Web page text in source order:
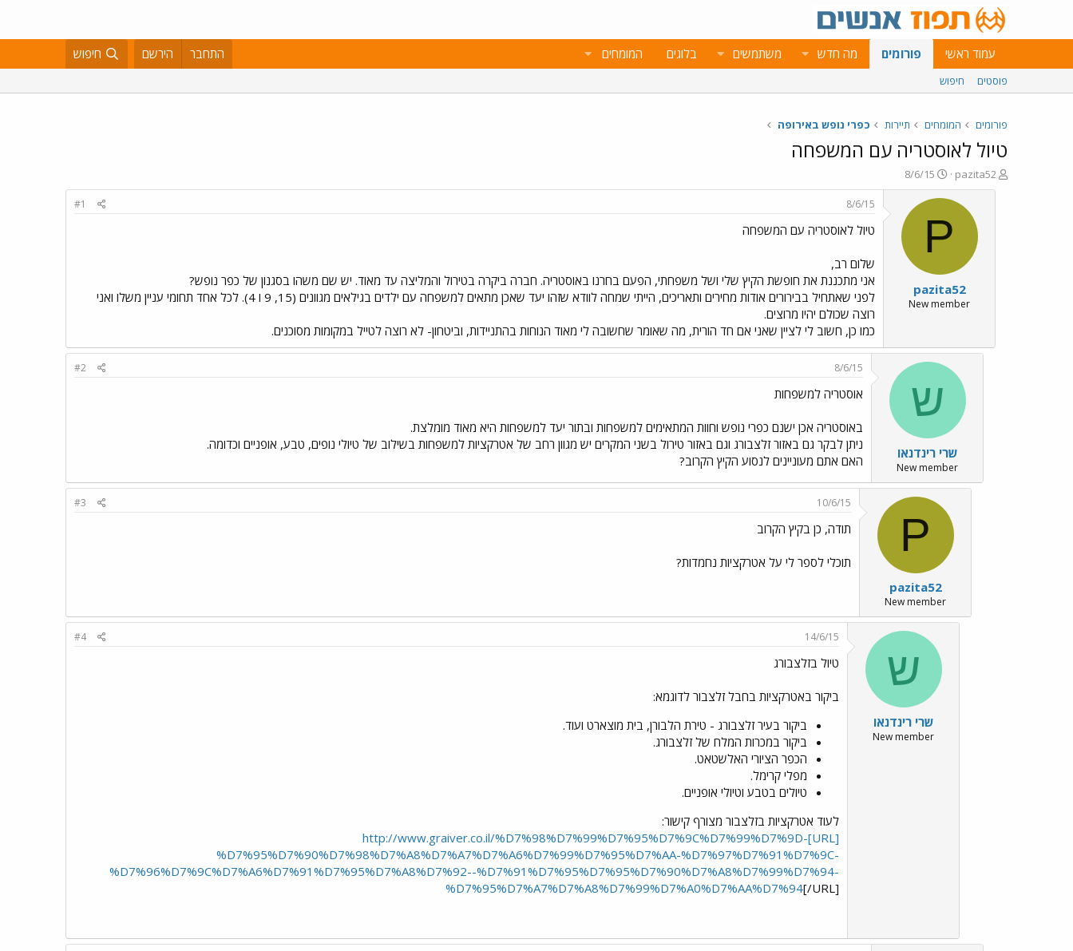
עמוד ראשי פורומים מה חדש משתמשים בלוגים המומחים התחבר הירשם חיפוש
פוסטים חיפוש
פורומים המומחים תיירות כפרי נופש באירופה
טיול לאוסטריה עם המשפחה
פ
ו
pazita52
פ
ו
ר
ב
א
ר
י
8/6/15
P
pazita52
New member
8/6/15
#1
טיול לאוסטריה עם המשפחה
שלום רב,
אני מתכננת את חופשת הקיץ שלי ושל משפחתי, הפעם בחרנו באוסטריה. חברה ביקרה בטירול והמליצה עד מאוד. יש שם משהו בסגנון של כפר נופש?
לפני שאתחיל בבירורים אודות מחירים ותאריכים, הייתי שמחה לוודא שזהו יעד שאכן מתאים למשפחה עם ילדים בגילאים מגוונים (15, 9 ו 4). לכל אחד תחומי עניין משלו ואני
רוצה שכולם יהיו מרוצים.
כמו כן, חשוב לי לציין שאני אם חד הורית, מה שאומר שחשובה לי מאוד הנוחות בהתניידות, וביטחון- לא רוצה לטייל במקומות מסוכנים.
ש
שרי רינדנאו
New member
8/6/15
#2
אוסטריה למשפחות
באוסטריה אכן ישנם כפרי נופש וחוות המתאימים למשפחות ובתור יעד למשפחות היא מאוד מומלצת.
ניתן לבקר גם באזור זלצבורג וגם באזור טירול בשני המקרים יש מגוון רחב של אטרקציות למשפחות בשילוב של טיולי נופים, טבע, אופניים וכדומה.
האם אתם מעוניינים לנסוע הקיץ הקרוב?
P
pazita52
New member
10/6/15
#3
תודה, כן בקיץ הקרוב
תוכלי לספר לי על אטרקציות נחמדות?
ש
שרי רינדנאו
New member
14/6/15
#4
טיול בזלצבורג
ביקור באטרקציות בחבל זלצבור לדוגמא:
ביקור בעיר זלצבורג - טירת הלבורן, בית מוצארט ועוד.
ביקור במכרות המלח של זלצבורג.
הכפר הציורי האלשטאט.
מפלי קרימל.
טיולים בטבע וטיולי אופניים.
לעוד אטרקציות בזלצבור מצורף קישור:
[URL]http://www.graiver.co.il/%D7%98%D7%99%D7%95%D7%9C%D7%99%D7%9D-
%D7%95%D7%90%D7%98%D7%A8%D7%A7%D7%A6%D7%99%D7%95%D7%AA-%D7%97%D7%91%D7%9C-
%D7%96%D7%9C%D7%A6%D7%91%D7%95%D7%A8%D7%92--%D7%91%D7%95%D7%95%D7%90%D7%A8%D7%99%D7%94-
%D7%95%D7%A7%D7%A8%D7%99%D7%A0%D7%AA%D7%94[/URL]